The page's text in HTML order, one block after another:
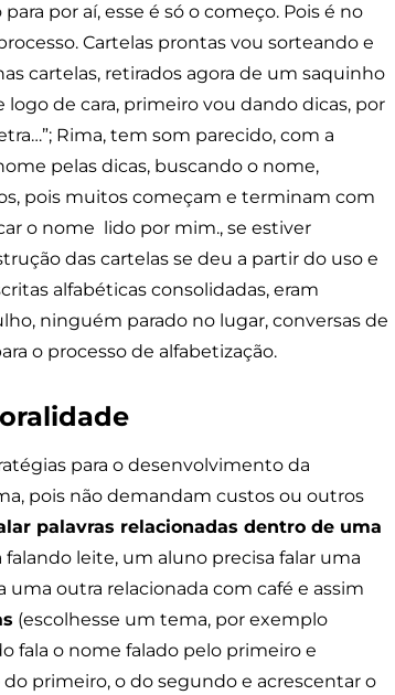
por aí, esse é só o começo. Pois é no
Cartelas prontas vou sorteando e
cartelas, retirados agora de um saquinho
de cara, primeiro vou dando dicas, por
Rima, tem som parecido, com a
pelas dicas, buscando o nome,
pois muitos começam e terminam com
o nome lido por mim., se estiver
das cartelas se deu a partir do uso e
alfabéticas consolidadas, eram
ninguém parado no lugar, conversas de
o processo de alfabetização.
para o desenvolvimento da
pois não demandam custos ou outros
palavras relacionadas dentro de uma
leite, um aluno precisa falar uma
uma outra relacionada com café e assim
(escolhesse um tema, por exemplo
fala o nome falado pelo primeiro e
primeiro, o do segundo e acrescentar o